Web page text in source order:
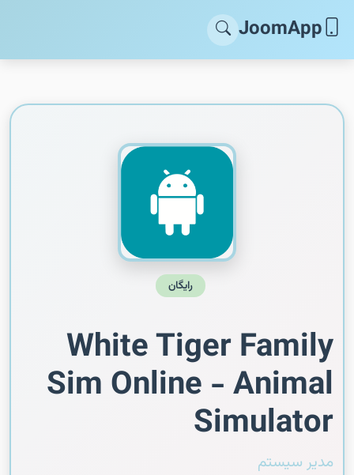
JoomApp
رایگان
White Tiger Family
Sim Online - Animal
Simulator
مدیر سیستم